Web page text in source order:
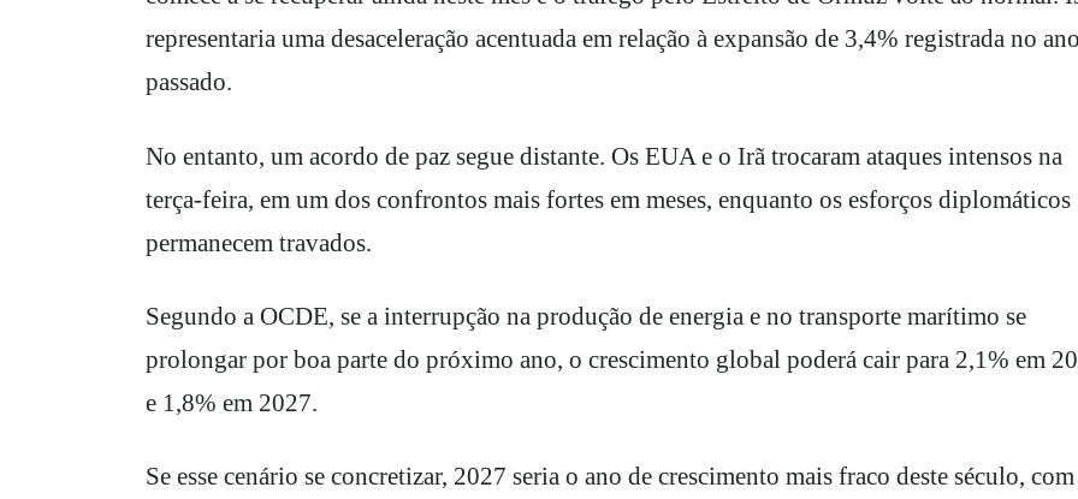
representaria uma desaceleração acentuada em relação à expansão de 3,4% registrada no
passado.
No entanto, um acordo de paz segue distante. Os EUA e o Irã trocaram ataques intensos na
terça-feira, em um dos confrontos mais fortes em meses, enquanto os esforços diplomáticos
permanecem travados.
Segundo a OCDE, se a interrupção na produção de energia e no transporte marítimo se
prolongar por boa parte do próximo ano, o crescimento global poderá cair para 2,1% em
e 1,8% em 2027.
Se esse cenário se concretizar, 2027 seria o ano de crescimento mais fraco deste século, com